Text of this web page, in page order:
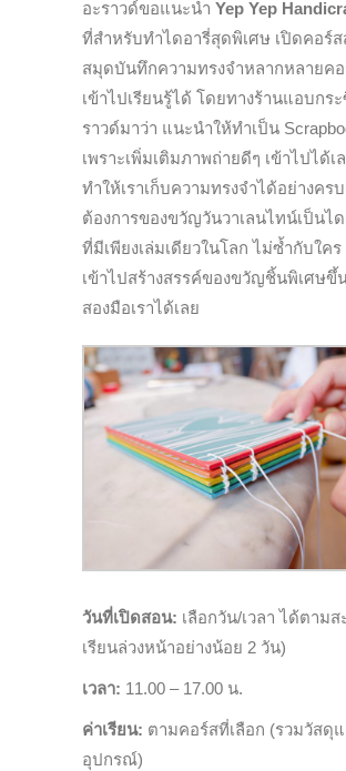
อะราวด์ขอแนะนำ Yep Yep
ที่สำหรับทำไดอารี่สุดพิเศษ เปิดคอร์
สมุดบันทึกความทรงจำหลากหลายค
เข้าไปเรียนรู้ได้ โดยทางร้านแอบกร
ราวด์มาว่า แนะนำให้ทำเป็น
เพราะเพิ่มเติมภาพถ่ายดีๆ เข้าไปได้เ
ทำให้เราเก็บความทรงจำได้อย่างคร
ต้องการของขวัญวันวาเลนไทน์เป็นไ
ที่มีเพียงเล่มเดียวในโลก ไม่ซ้ำกับใคร
เข้าไปสร้างสรรค์ของขวัญชิ้นพิเศษขึ้
สองมือเราได้เลย
วันที่เปิดสอน: เลือกวัน/เวลา ได้ตาม
เรียนล่วงหน้าอย่างน้อย 2 วัน)
เวลา: 11.00 – 17.00 น.
ค่าเรียน: ตามคอร์สที่เลือก (รวมวัสดุ
อุปกรณ์)